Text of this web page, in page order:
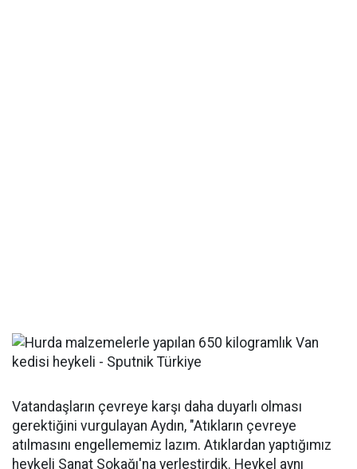
Vatandaşların çevreye karşı daha duyarlı olması
gerektiğini vurgulayan Aydın, "Atıkların çevreye
atılmasını engellememiz lazım. Atıklardan yaptığımız
heykeli Sanat Sokağı'na yerleştirdik. Heykel aynı